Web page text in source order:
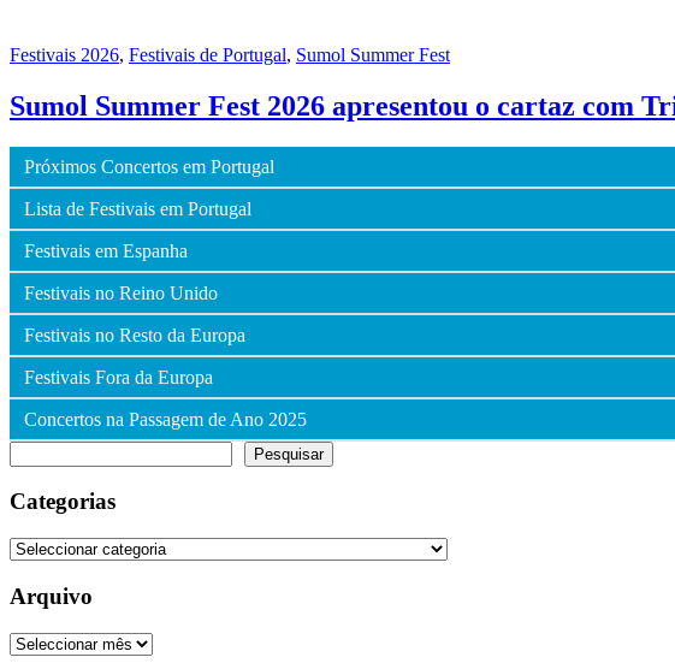
Festivais 2026, Festivais de Portugal, Sumol Summer Fest
Sumol Summer Fest 2026 apresentou o cartaz com
Próximos Concertos em Portugal
Lista de Festivais em Portugal
Festivais em Espanha
Festivais no Reino Unido
Festivais no Resto da Europa
Festivais Fora da Europa
Concertos na Passagem de Ano 2025
Pesquisar
Categorias
Categorias
Arquivo
Arquivo